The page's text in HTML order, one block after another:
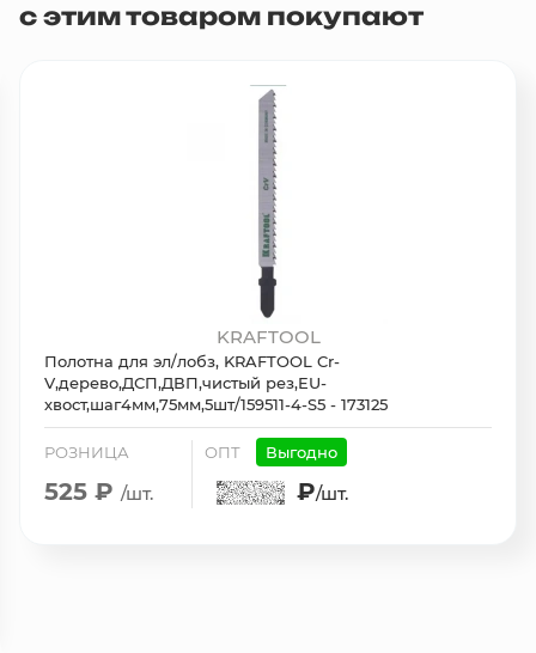
с этим товаром покупают
KRAFTOOL
Полотна для эл/лобз, KRAFTOOL Cr-
V,дерево,ДСП,ДВП,чистый рез,EU-
хвост,шаг4мм,75мм,5шт/159511-4-S5 - 173125
РОЗНИЦА
525 ₽ /шт.
ОПТ Выгодно
₽/шт.